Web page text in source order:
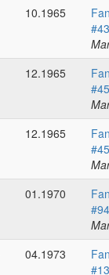
10.1965
#43
12.1965
#45
12.1965
#45
01.1970
#94
04.1973